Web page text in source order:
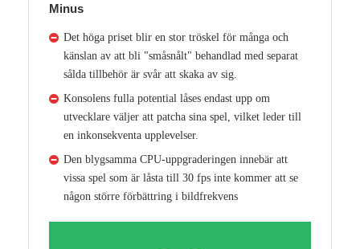
Minus
Det höga priset blir en stor tröskel för många och
känslan av att bli "småsnålt" behandlad med separat
sålda tillbehör är svår att skaka av sig.
Konsolens fulla potential låses endast upp om
utvecklare väljer att patcha sina spel, vilket leder till
en inkonsekventa upplevelser.
Den blygsamma CPU-uppgraderingen innebär att
vissa spel som är låsta till 30 fps inte kommer att se
någon större förbättring i bildfrekvens